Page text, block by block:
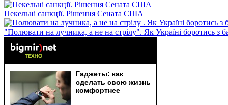
Пекельні санкції. Рішення Сената США
"Полювати на лучника, а не на стрілу". Як Україні боротись з